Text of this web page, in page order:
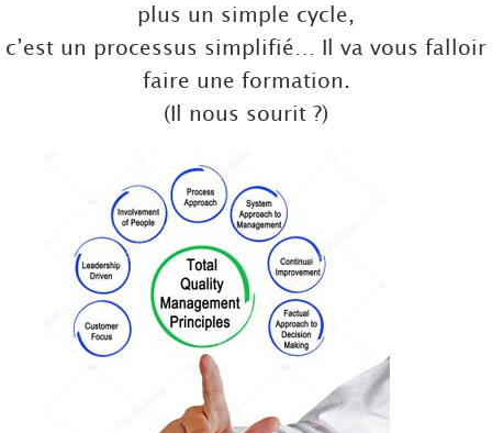
plus un simple cycle,
c’est un processus simplifié… Il va vous falloir
faire une formation.
(Il nous sourit ?)